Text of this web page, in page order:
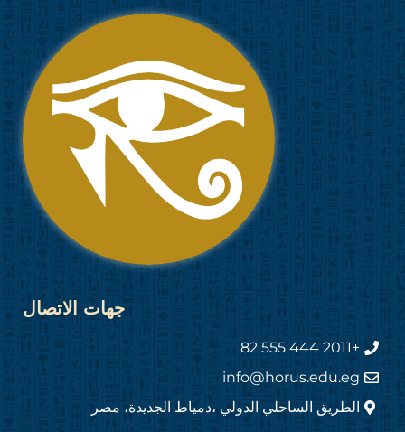
جهات الاتصال
+2011 444 555 82
info@horus.edu.eg
الطريق الساحلي الدولي ،دمياط الجديدة، مصر